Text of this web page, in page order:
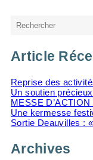
Rechercher
Article
Reprise des
Un soutien
MESSE
Une kermesse
Sortie Deauvilles :
Archives